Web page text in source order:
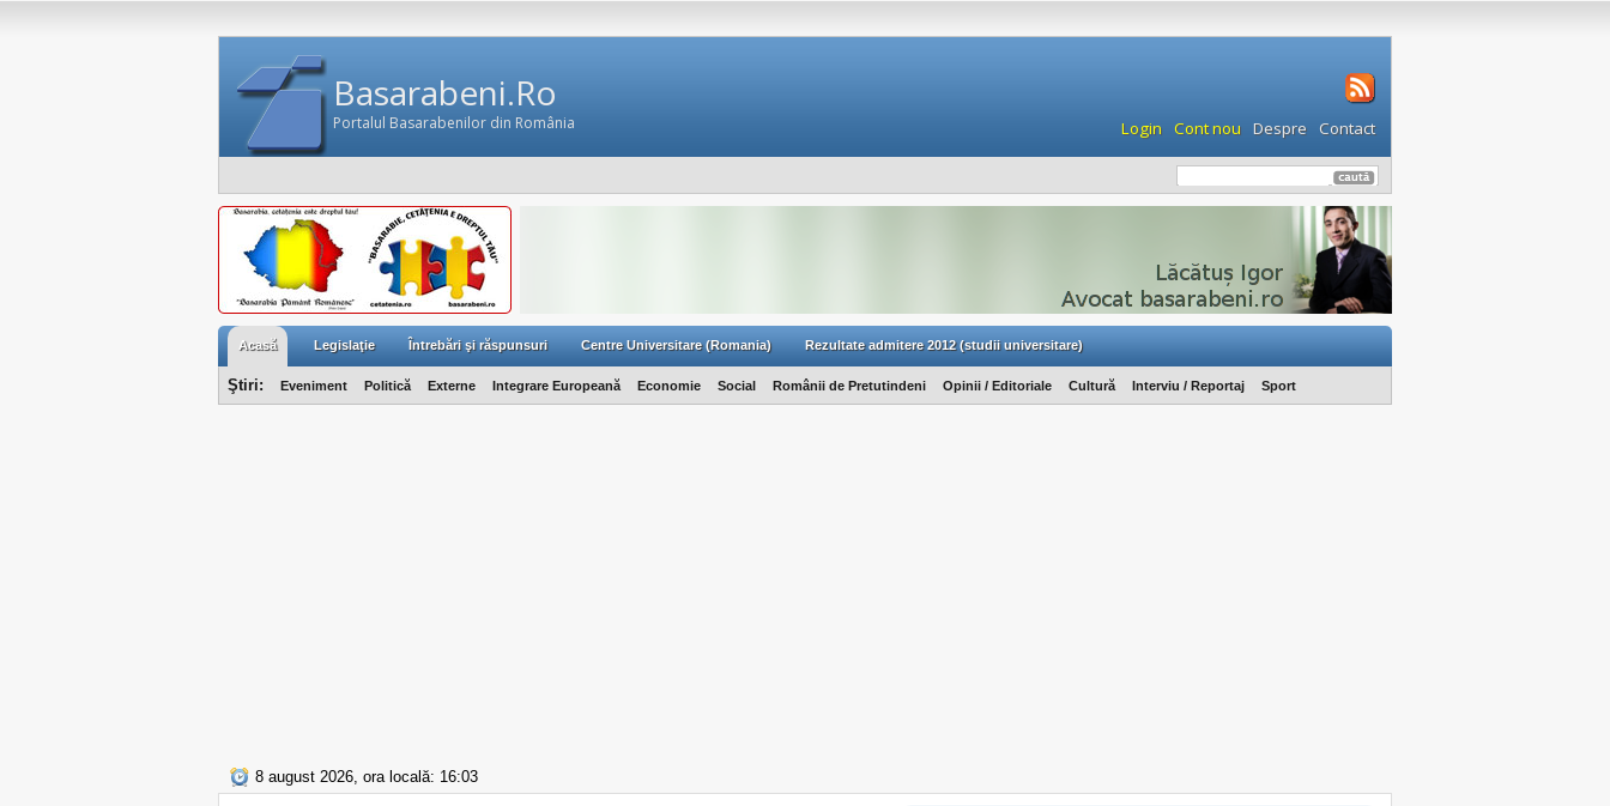
Basarabeni.Ro
Portalul Basarabenilor din România Login Cont nou Despre Contact
Acasă Legislaţie Întrebări şi răspunsuri Centre Universitare (Romania) Rezultate admitere 2012 (studii universitare)
Ştiri: Eveniment Politică Externe Integrare Europeană Economie Social Românii de Pretutindeni Opinii / Editoriale Cultură Interviu / Reportaj Sport
8 august 2026, ora locală: 16:03